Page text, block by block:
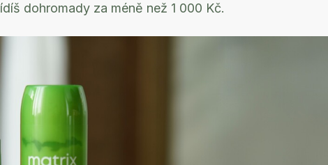
dohromady za méně než 1 000 Kč.